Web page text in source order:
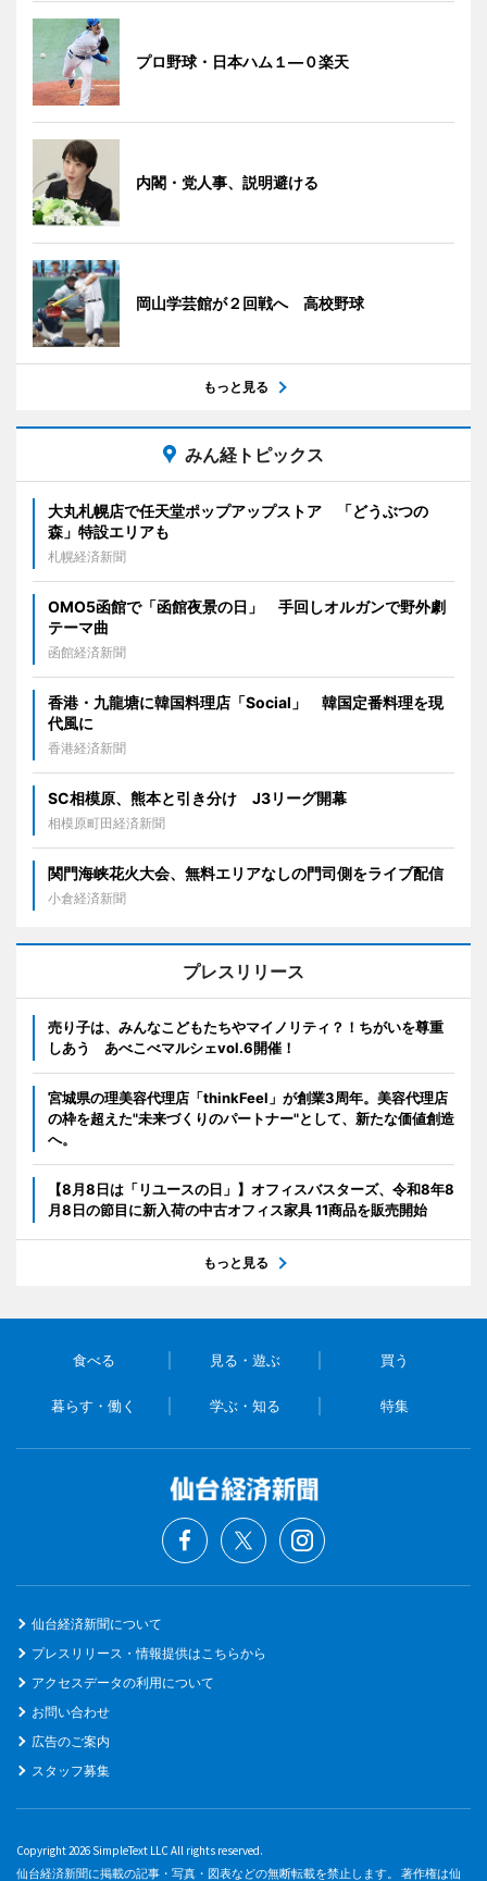
プロ野球・日本ハム１―０楽天
内閣・党人事、説明避ける
岡山学芸館が２回戦へ 高校野球
もっと見る
みん経トピックス
大丸札幌店で任天堂ポップアップストア 「どうぶつの
森」特設エリアも
札幌経済新聞
OMO5函館で「函館夜景の日」 手回しオルガンで野外劇
テーマ曲
函館経済新聞
香港・九龍塘に韓国料理店「Social」 韓国定番料理を現
代風に
香港経済新聞
SC相模原、熊本と引き分け J3リーグ開幕
相模原町田経済新聞
関門海峡花火大会、無料エリアなしの門司側をライブ配信
小倉経済新聞
プレスリリース
売り子は、みんなこどもたちやマイノリティ？！ちがいを尊重
しあう あべこべマルシェvol.6開催！
宮城県の理美容代理店「thinkFeel」が創業3周年。美容代理店
の枠を超えた"未来づくりのパートナー"として、新たな価値創造
へ。
【8月8日は「リユースの日」】オフィスバスターズ、令和8年8
月8日の節目に新入荷の中古オフィス家具 11商品を販売開始
もっと見る
食べる 見る・遊ぶ 買う
暮らす・働く 学ぶ・知る 特集
仙台経済新聞について
プレスリリース・情報提供はこちらから
アクセスデータの利用について
お問い合わせ
広告のご案内
スタッフ募集
Copyright 2026 SimpleText LLC All rights reserved.
仙台経済新聞に掲載の記事・写真・図表などの無断転載を禁止します。 著作権は仙